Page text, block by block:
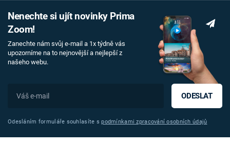
Nenechte si ujít novinky Prima
Zoom!
Zanechte nám svůj e-mail a 1x týdně vás
upozorníme na to nejnovější a nejlepší z
našeho webu.
ODESLAT
Odesláním formuláře souhlasíte spodmínkami zpracování osobních údajů